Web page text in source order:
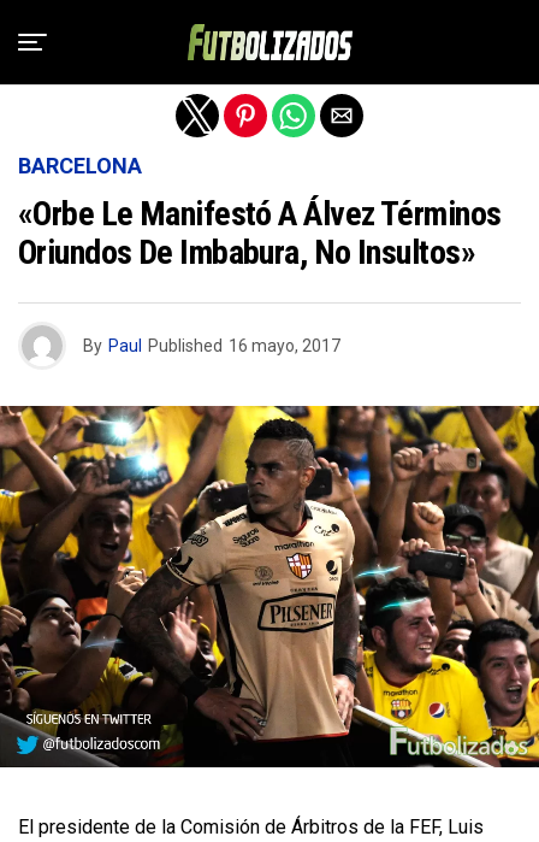
BARCELONA
«Orbe Le Manifestó A Álvez Términos
Oriundos De Imbabura, No Insultos»
By Paul Published 16 mayo, 2017
​El presidente de la Comisión de Árbitros de la FEF, Luis
Salir de la versión móvil